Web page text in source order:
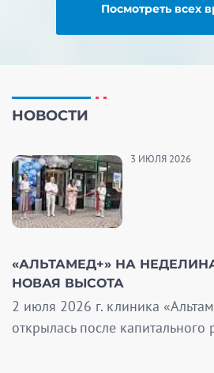
Посмотреть всех
НОВОСТИ
3 ИЮЛЯ 2026
«АЛЬТАМЕД+» НА
НОВАЯ ВЫСОТА
2 июля 2026 г. клиника
открылась после капитального